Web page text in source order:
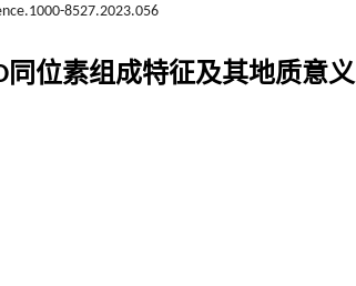
8527.2023.056
位素组成特征及其地质意义